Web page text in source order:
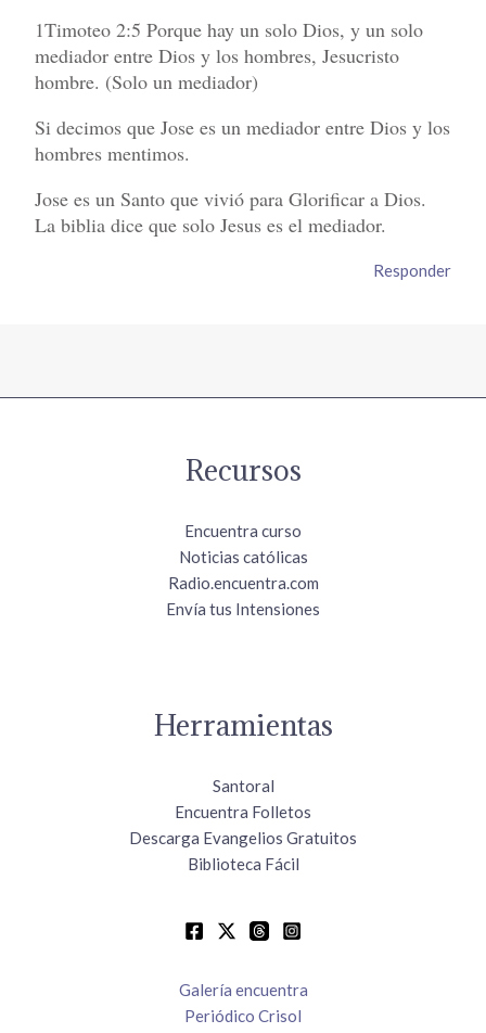
1Timoteo 2:5 Porque hay un solo Dios, y un solo
mediador entre Dios y los hombres, Jesucristo
hombre. (Solo un mediador)
Si decimos que Jose es un mediador entre Dios y los
hombres mentimos.
Jose es un Santo que vivió para Glorificar a Dios.
La biblia dice que solo Jesus es el mediador.
Responder
Recursos
Encuentra curso
Noticias católicas
Radio.encuentra.com
Envía tus Intensiones
Herramientas
Santoral
Encuentra Folletos
Descarga Evangelios Gratuitos
Biblioteca Fácil
Galería encuentra
Periódico Crisol